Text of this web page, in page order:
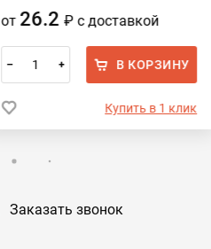
от 26.2₽с доставкой
– + В КОРЗИНУ
Купить в 1 клик
Заказать звонок